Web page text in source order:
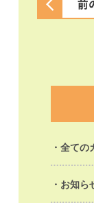
全ての
お知ら